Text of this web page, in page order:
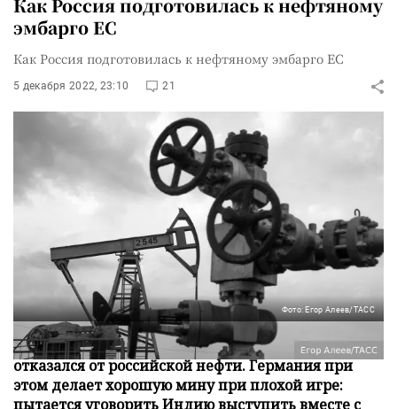
Как Россия подготовилась к нефтяному
эмбарго ЕС
Как Россия подготовилась к нефтяному эмбарго ЕС
5 декабря 2022, 23:10 21
Фото: Егор Алеев/ТАСС
Наступил день, когда Евросоюз официально
отказался от российской нефти. Германия при
этом делает хорошую мину при плохой игре:
пытается уговорить Индию выступить вместе с